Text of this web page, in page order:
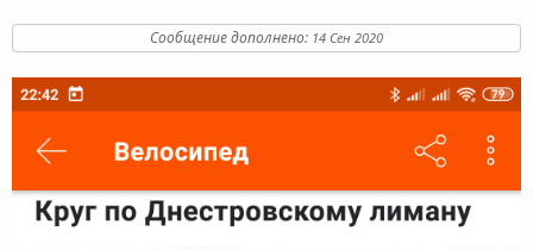
Сообщение дополнено: 14 Сен 2020